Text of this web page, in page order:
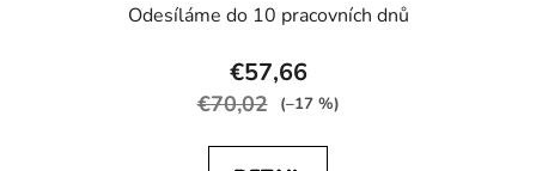
Odesíláme do 10 pracovních dnů
€57,66
€70,02 (–17 %)